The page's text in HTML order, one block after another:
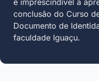
conclusão do Curso
Documento de
faculdade Iguaçu.